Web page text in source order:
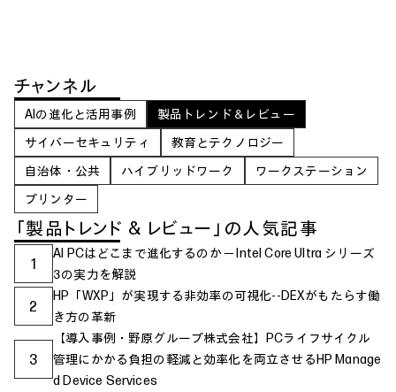
チャンネル
AIの進化と活用事例
製品トレンド＆レビュー
サイバーセキュリティ
教育とテクノロジー
自治体・公共
ハイブリッドワーク
ワークステーション
プリンター
「製品トレンド & レビュー」の人気記事
1
AI PCはどこまで進化するのか ─ Intel Core Ultra シリーズ
3の実力を解説
2
HP「WXP」が実現する非効率の可視化--DEXがもたらす働
き方の革新
3
【導入事例・野原グループ株式会社】PCライフサイクル
管理にかかる負担の軽減と効率化を両立させるHP Manage
d Device Services